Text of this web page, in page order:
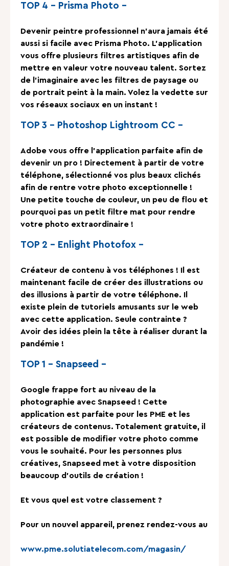
TOP 4 – Prisma Photo –
Devenir peintre professionnel n’aura jamais été
aussi si facile avec Prisma Photo. L’application
vous offre plusieurs filtres artistiques afin de
mettre en valeur votre nouveau talent. Sortez
de l’imaginaire avec les filtres de paysage ou
de portrait peint à la main. Volez la vedette sur
vos réseaux sociaux en un instant !
TOP 3 – Photoshop Lightroom CC –
Adobe vous offre l’application parfaite afin de
devenir un pro ! Directement à partir de votre
téléphone, sélectionné vos plus beaux clichés
afin de rentre votre photo exceptionnelle !
Une petite touche de couleur, un peu de flou et
pourquoi pas un petit filtre mat pour rendre
votre photo extraordinaire !
TOP 2 – Enlight Photofox –
Créateur de contenu à vos téléphones ! Il est
maintenant facile de créer des illustrations ou
des illusions à partir de votre téléphone. Il
existe plein de tutoriels amusants sur le web
avec cette application. Seule contrainte ?
Avoir des idées plein la tête à réaliser durant la
pandémie !
TOP 1 – Snapseed –
Google frappe fort au niveau de la
photographie avec Snapseed ! Cette
application est parfaite pour les PME et les
créateurs de contenus. Totalement gratuite, il
est possible de modifier votre photo comme
vous le souhaité. Pour les personnes plus
créatives, Snapseed met à votre disposition
beaucoup d’outils de création !
Et vous quel est votre classement ?
Pour un nouvel appareil, prenez rendez-vous au
www.pme.solutiatelecom.com/magasin/